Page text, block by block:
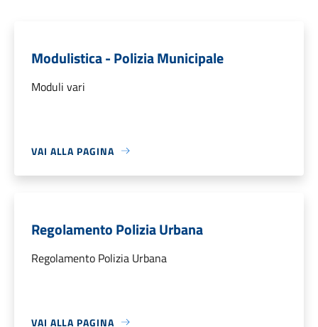
Modulistica - Polizia Municipale
Moduli vari
VAI ALLA PAGINA
Regolamento Polizia Urbana
Regolamento Polizia Urbana
VAI ALLA PAGINA